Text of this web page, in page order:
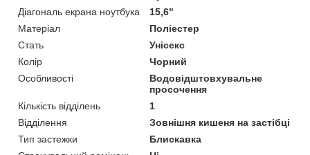
Діагональ екрана ноутбука
15,6"
Матеріал
Поліестер
Стать
Унісекс
Колір
Чорний
Особливості
Водовідштовхувальне
просочення
Кількість відділень
1
Відділення
Зовнішня кишеня на застібці
Тип застежки
Блискавка